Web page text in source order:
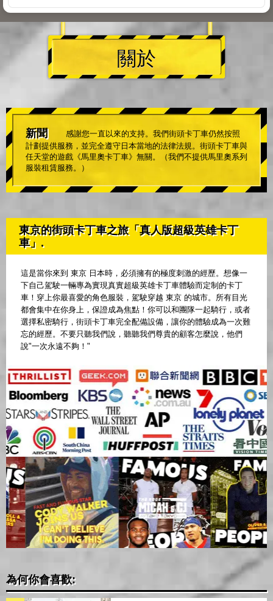
關於
新聞
感謝您一直以來的支持。我們街頭卡丁車仍然按照
計劃提供服務，並完全遵守日本當地的法律法規。街頭卡丁車與
任天堂的遊戲《馬里奧卡丁車》無關。（我們不提供馬里奧系列
服裝租賃服務。）
東京的街頭卡丁車之旅「真人版超級英雄卡丁
車」.
這是當你來到 東京 日本時，必須擁有的極度刺激的經歷。想像一
下自己駕駛一輛專為實現真實超級英雄卡丁車體驗而定制的卡丁
車！穿上你最喜愛的角色服裝，駕駛穿越 東京 的城市。所有目光
都會集中在你身上，保證成為焦點！你可以和團隊一起騎行，或者
選擇私密騎行，街頭卡丁車完全配備設備，讓你的體驗成為一次難
忘的經歷。不要只聽我們說，聽聽我們尊貴的顧客怎麼說，他們
說"一次永遠不夠！"
為何你會喜歡: